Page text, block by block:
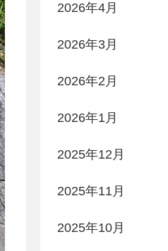
2026年4月
2026年3月
2026年2月
2026年1月
2025年12月
2025年11月
2025年10月